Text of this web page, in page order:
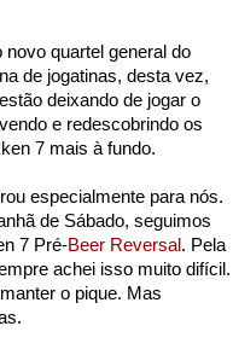
novo quartel general do
de jogatinas, desta vez,
deixando de jogar o
e redescobrindo os
7 mais à fundo.
especialmente para nós.
de Sábado, seguimos
7 Pré-Beer Reversal. Pela
achei isso muito difícil.
o pique. Mas